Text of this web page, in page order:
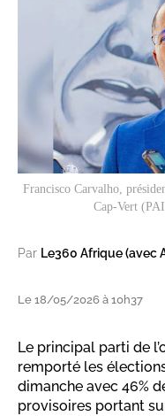
Francisco Carvalho,
Cap-Vert
Par Le360 Afrique (avec
Le 18/05/2026 à 10h37
Le principal parti de
remporté les
dimanche avec 46%
provisoires portant